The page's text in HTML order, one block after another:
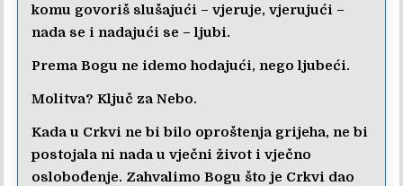
komu govoriš slušajući – vjeruje, vjerujući –
nada se i nadajući se – ljubi.
Prema Bogu ne idemo hodajući, nego ljubeći.
Molitva? Ključ za Nebo.
Kada u Crkvi ne bi bilo oproštenja grijeha, ne bi
postojala ni nada u vječni život i vječno
oslobođenje. Zahvalimo Bogu što je Crkvi dao